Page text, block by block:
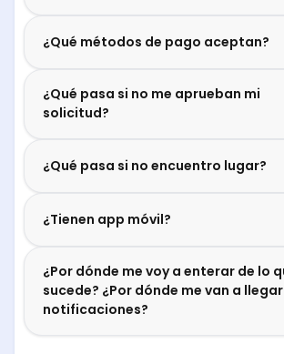
¿Qué métodos de pago aceptan?
¿Qué pasa si no me aprueban mi
solicitud?
¿Qué pasa si no encuentro lugar?
¿Tienen app móvil?
¿Por dónde me voy a enterar de lo
sucede? ¿Por dónde me van a llegar
notificaciones?